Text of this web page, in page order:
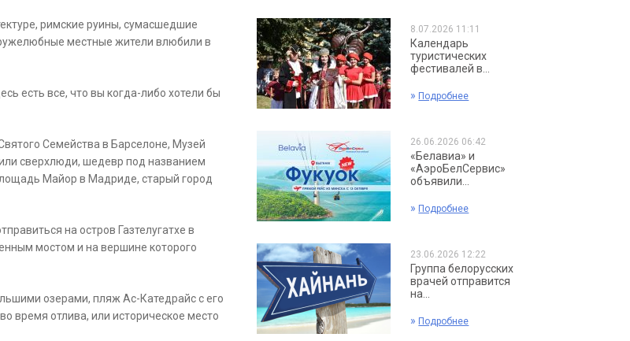
римские руины, сумасшедшие
местные жители влюбили в
есть все, что вы когда-либо хотели бы
Семейства в Барселоне, Музей
сверхлюди, шедевр под названием
Майор в Мадриде, старый город
на остров Газтелугатхе в
мостом и на вершине которого
озерами, пляж Ас-Катедрайс с его
время отлива, или историческое место
8.07.2026 11:11
Календарь
туристических
фестивалей в...
» Подробнее
26.06.2026 06:42
«Белавиа» и
«АэроБелСервис»
объявили...
» Подробнее
23.06.2026 12:22
Группа белорусских
врачей отправится
на...
» Подробнее